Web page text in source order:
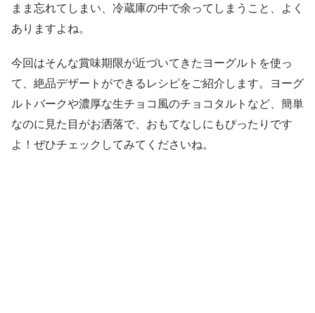
まま忘れてしまい、冷蔵庫の中で余ってしまうこと、よく
ありますよね。
今回はそんな賞味期限が近づいてきたヨーグルトを使っ
て、絶品デザートができるレシピをご紹介します。ヨーグ
ルトバークや濃厚な生チョコ風のチョコタルトなど、簡単
なのに見た目がお洒落で、おもてなしにもぴったりです
よ！ぜひチェックしてみてくださいね。